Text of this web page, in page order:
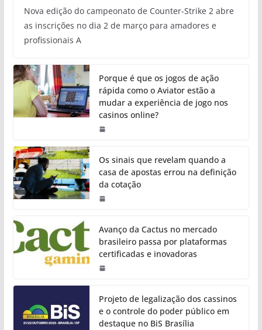
Nova edição do campeonato de Counter-Strike 2 abre
as inscrições no dia 2 de março para amadores e
profissionais A
Porque é que os jogos de ação
rápida como o Aviator estão a
mudar a experiência de jogo nos
casinos online?
Os sinais que revelam quando a
casa de apostas errou na definição
da cotação
Avanço da Cactus no mercado
brasileiro passa por plataformas
certificadas e inovadoras
Projeto de legalização dos cassinos
e o controle do poder público em
destaque no BiS Brasília